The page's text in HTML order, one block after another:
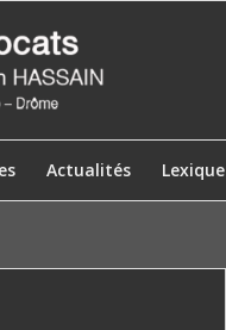
Actualités Lexique